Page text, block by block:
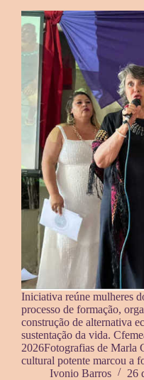
Iniciativa reúne mulheres
processo de formação,
construção de alternativa
sustentação da vida.
2026Fotografias de Marla
cultural potente marcou a
Ivonio Barros
26